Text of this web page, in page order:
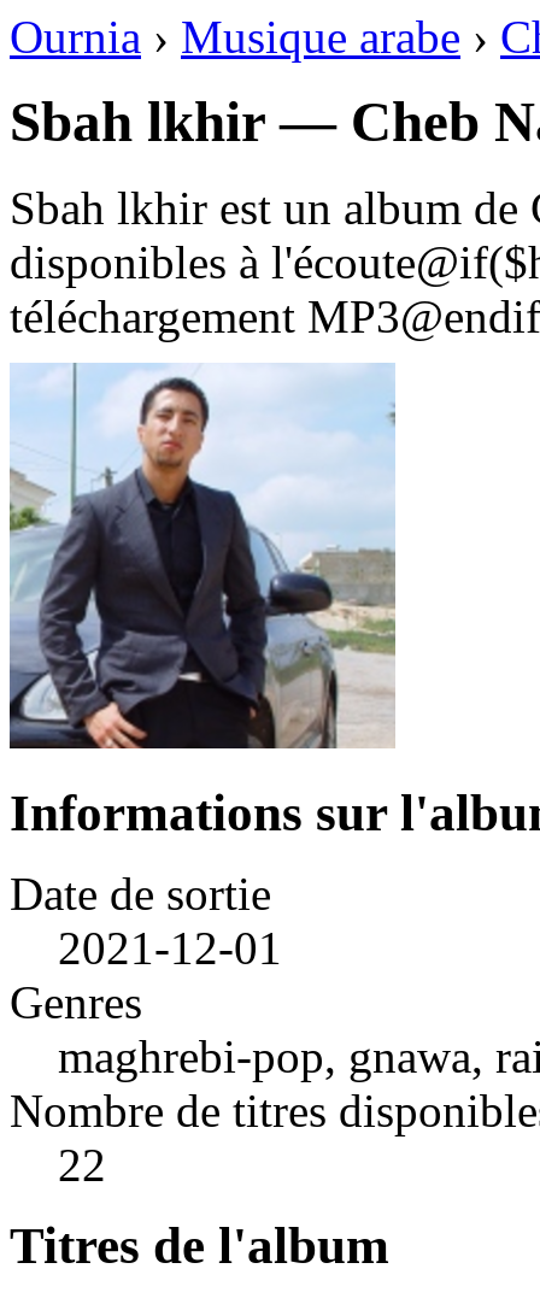
Ournia › Musique arabe ›
Sbah lkhir — Cheb
Sbah lkhir est un album
disponibles à
téléchargement
Informations sur
Date de sortie
2021-12-01
Genres
maghrebi-pop, gnawa,
Nombre de titres
22
Titres de l'album